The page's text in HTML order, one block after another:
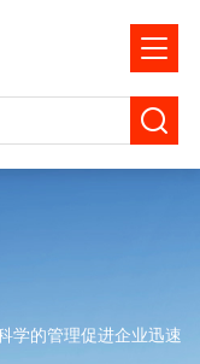
学的管理促进企业迅速